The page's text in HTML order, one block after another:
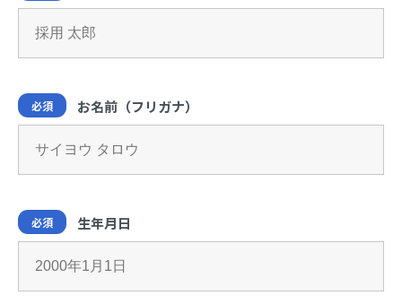
必須 お名前（フリガナ）
必須 生年月日